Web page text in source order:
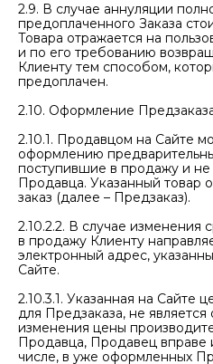
2.9. В случае аннуляции
предоплаченного Заказа
Товара отражается на
и по его требованию
Клиенту тем способом,
предоплачен.
2.10. Оформление
2.10.1. Продавцом на Сайте
оформлению
поступившие в продажу и
Продавца. Указанный товар
заказ (далее – Предзаказ).
2.10.2.2. В случае изменения
в продажу Клиенту
электронный адрес,
Сайте.
2.10.3.1. Указанная на Сайте
для Предзаказа, не
изменения цены
Продавца, Продавец вправе
числе, в уже оформленных